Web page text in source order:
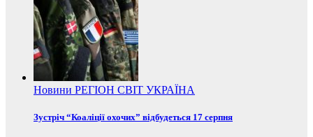
Новини РЕГІОН СВІТ УКРАЇНА
Зустріч “Коаліції охочих” відбудеться 17 серпня